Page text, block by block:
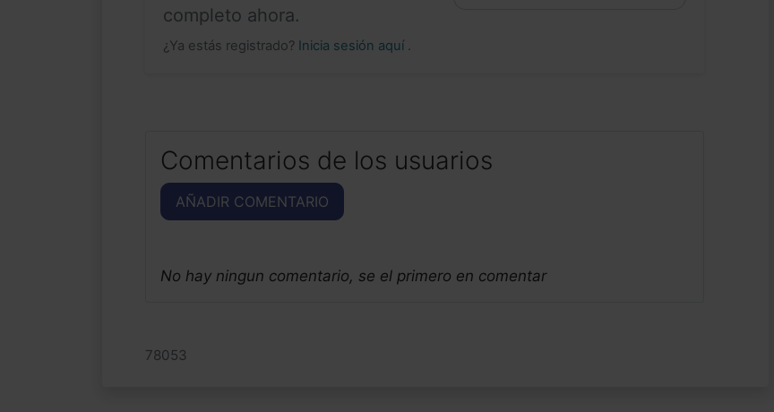
completo ahora.
¿Ya estás registrado? Inicia sesión aquí .
Comentarios de los usuarios
AÑADIR COMENTARIO
No hay ningun comentario, se el primero en comentar
78053